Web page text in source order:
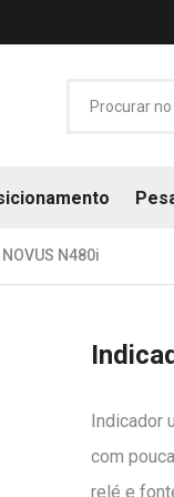
N480i
Indicador
com
relé e